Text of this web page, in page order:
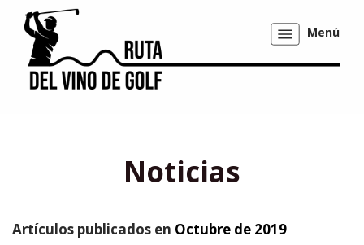
Mostrar/ocultar
navegación
Menú
Noticias
Artículos publicados en Octubre de 2019